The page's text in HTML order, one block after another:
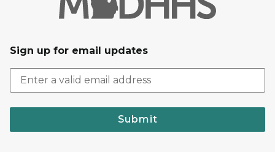
Sign up for email updates
Submit